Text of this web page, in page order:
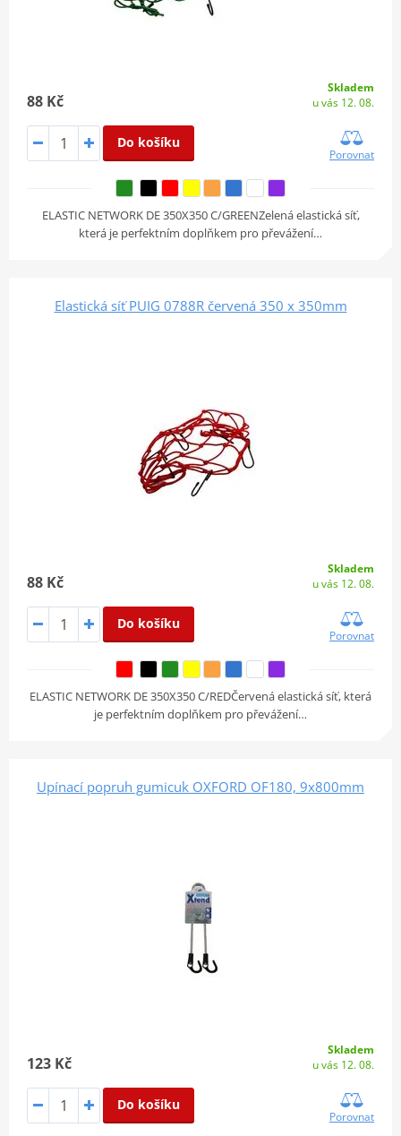
88 Kč
Skladem
u vás 12. 08.
Do košíku
Porovnat
ELASTIC NETWORK DE 350X350 C/GREENZelená elastická síť,
která je perfektním doplňkem pro převážení…
Elastická síť PUIG 0788R červená 350 x 350mm
88 Kč
Skladem
u vás 12. 08.
Do košíku
Porovnat
ELASTIC NETWORK DE 350X350 C/REDČervená elastická síť, která
je perfektním doplňkem pro převážení…
Upínací popruh gumicuk OXFORD OF180, 9x800mm
123 Kč
Skladem
u vás 12. 08.
Do košíku
Porovnat